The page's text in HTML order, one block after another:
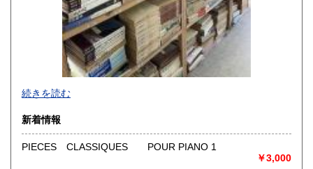
-
沿線名：-
最寄駅：-
営業時間：-
定休日：-
続きを読む
新着情報
PIECES CLASSIQUES POUR PIANO 1
￥3,000